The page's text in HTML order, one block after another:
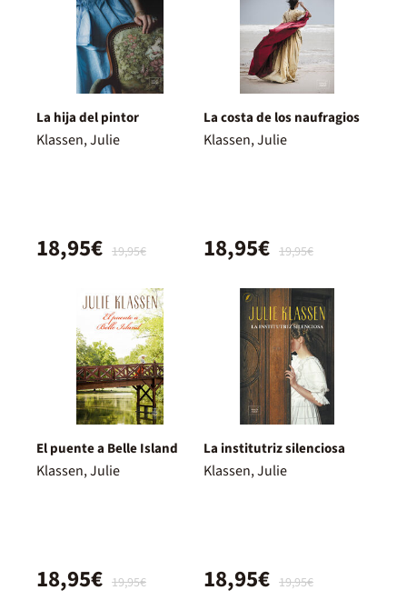
La hija del pintor
Klassen, Julie
19,95€
18,95€
La costa de los naufragios
Klassen, Julie
19,95€
18,95€
El puente a Belle Island
Klassen, Julie
19,95€
18,95€
La institutriz silenciosa
Klassen, Julie
19,95€
18,95€